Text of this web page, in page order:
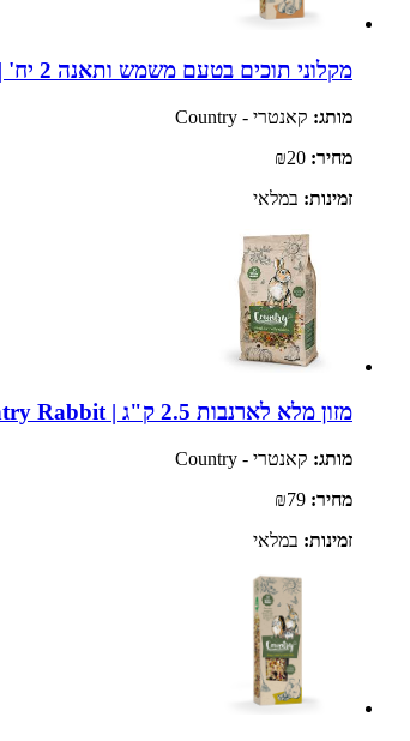
מקלוני תוכים בטעם משמש ותאנה 2 יח' | Country
מותג: קאנטרי - Country
מחיר:
זמינות: במלאי
מזון מלא לארנבות 2.5 ק"ג | Witte Molen Country Rabbit
מותג: קאנטרי - Country
מחיר:
זמינות: במלאי